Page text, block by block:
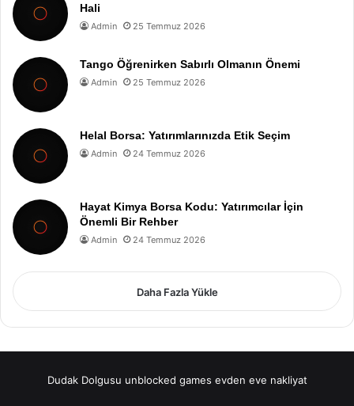
Hali
Admin 25 Temmuz 2026
Tango Öğrenirken Sabırlı Olmanın Önemi
Admin 25 Temmuz 2026
Helal Borsa: Yatırımlarınızda Etik Seçim
Admin 24 Temmuz 2026
Hayat Kimya Borsa Kodu: Yatırımcılar İçin
Önemli Bir Rehber
Admin 24 Temmuz 2026
Daha Fazla Yükle
Dudak Dolgusu unblocked games evden eve nakliyat